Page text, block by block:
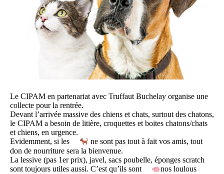
Le CIPAM en partenariat avec Truffaut Buchelay organise une
collecte pour la rentrée.
Devant l’arrivée massive des chiens et chats, surtout des chatons,
le CIPAM a besoin de litière, croquettes et boites chatons/chats
et chiens, en urgence.
Evidemment, si les
ne sont pas tout à fait vos amis, tout
don de nourriture sera la bienvenue.
La lessive (pas 1er prix), javel, sacs poubelle, éponges scratch
sont toujours utiles aussi. C’est qu’ils sont
nos loulous